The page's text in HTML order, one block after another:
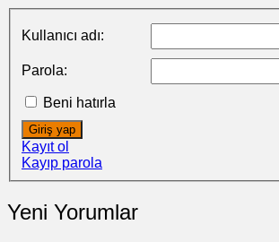
Kullanıcı adı:
Parola:
Beni hatırla
Giriş yap
Kayıt ol
Kayıp parola
Yeni Yorumlar